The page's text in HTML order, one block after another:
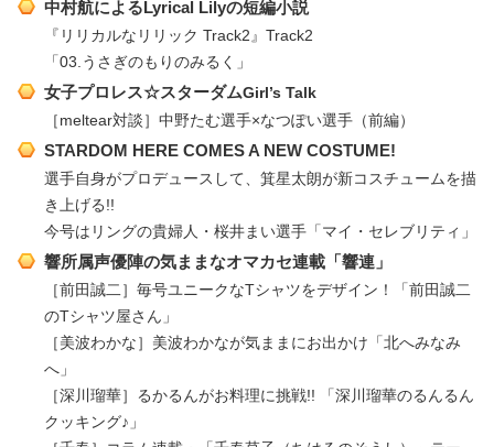
中村航によるLyrical Lilyの短編小説
『リリカルなリリック Track2』Track2
「03.うさぎのもりのみるく」
女子プロレス☆スターダムGirl’s Talk
［meltear対談］中野たむ選手×なつぽい選手（前編）
STARDOM HERE COMES A NEW COSTUME!
選手自身がプロデュースして、箕星太朗が新コスチュームを描
き上げる!!
今号はリングの貴婦人・桜井まい選手「マイ・セレブリティ」
響所属声優陣の気ままなオマカセ連載「響連」
［前田誠二］毎号ユニークなTシャツをデザイン！「前田誠二
のTシャツ屋さん」
［美波わかな］美波わかなが気ままにお出かけ「北へみなみ
へ」
［深川瑠華］るかるんがお料理に挑戦!! 「深川瑠華のるんるん
クッキング♪」